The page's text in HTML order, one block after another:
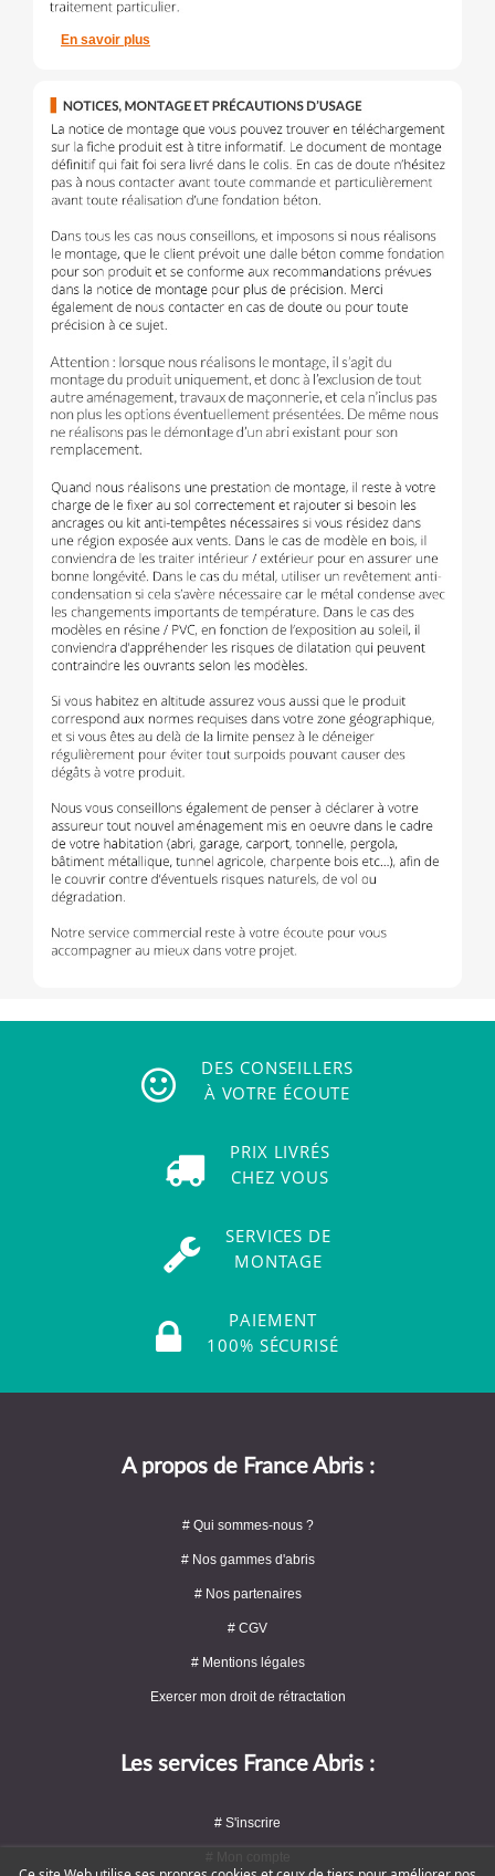
En savoir plus
DES CONSEILLERS
À VOTRE ÉCOUTE
PRIX LIVRÉS
CHEZ VOUS
SERVICES DE
MONTAGE
PAIEMENT
100% SÉCURISÉ
A propos de France Abris :
# Qui sommes-nous ?
# Nos gammes d'abris
# Nos partenaires
# CGV
# Mentions légales
Exercer mon droit de rétractation
Les services France Abris :
# S'inscrire